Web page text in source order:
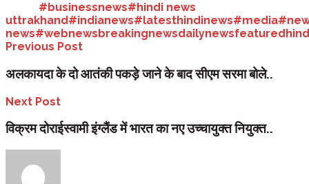
#businessnews#hindi news
uttrakhand#indianews#latesthindinews#media
news#webnews breakingnewsdailynewsfeatured
Previous Post
अलकायदा के दो आतंकी पकड़े जाने के बाद सीएम सरमा बोले..
Next Post
विक्रम दोराईस्वामी इंग्लैंड में भारत का नए उच्चायुक्त नियुक्त..